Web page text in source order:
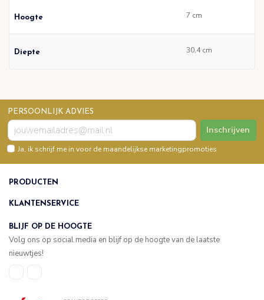
Hoogte 7 cm
Diepte 30,4 cm
PERSOONLIJK ADVIES
Inschrijven
Ja, ik schrijf me in voor de maandelijkse marketingpromoties
PRODUCTEN
KLANTENSERVICE
BLIJF OP DE HOOGTE
Volg ons op social media en blijf op de hoogte van de laatste
nieuwtjes!